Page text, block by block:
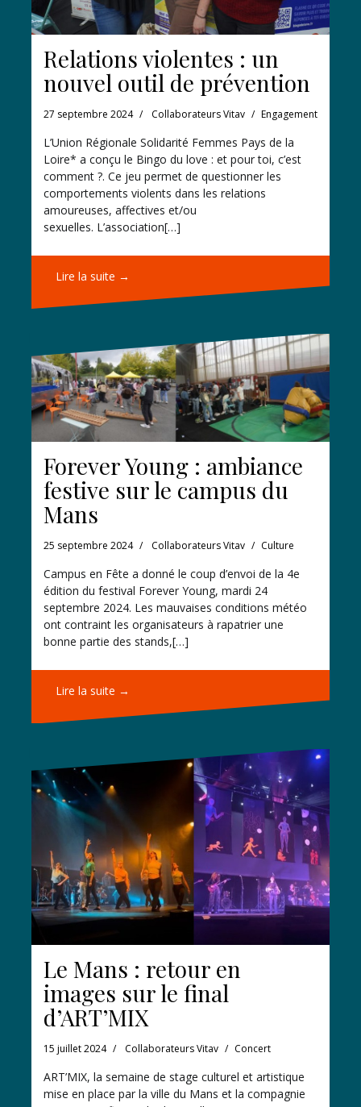
Relations violentes : un
nouvel outil de prévention
27 septembre 2024 Collaborateurs Vitav Engagement
L’Union Régionale Solidarité Femmes Pays de la
Loire* a conçu le Bingo du love : et pour toi, c’est
comment ?. Ce jeu permet de questionner les
comportements violents dans les relations
amoureuses, affectives et/ou
sexuelles. L’association[…]
Lire la suite →
Forever Young : ambiance
festive sur le campus du
Mans
25 septembre 2024 Collaborateurs Vitav Culture
Campus en Fête a donné le coup d’envoi de la 4e
édition du festival Forever Young, mardi 24
septembre 2024. Les mauvaises conditions météo
ont contraint les organisateurs à rapatrier une
bonne partie des stands,[…]
Lire la suite →
Le Mans : retour en
images sur le final
d’ART’MIX
15 juillet 2024 Collaborateurs Vitav Concert
ART’MIX, la semaine de stage culturel et artistique
mise en place par la ville du Mans et la compagnie